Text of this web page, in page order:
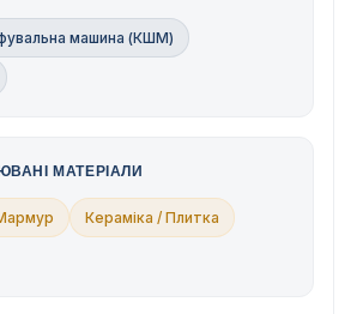
машина (КШМ)
МАТЕРІАЛИ
Кераміка / Плитка